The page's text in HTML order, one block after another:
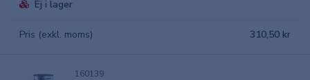
Ej i lager
Pris (exkl. moms) 310,50 kr
160139